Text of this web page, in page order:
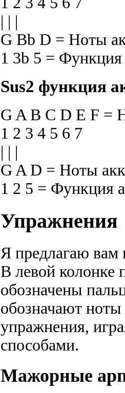
| | |
G Bb D = Ноты
1 3b 5 = Функция
Sus2 функция
G A B C D E F =
1 2 3 4 5 6 7
| | |
G A D = Ноты
1 2 5 = Функция
Упражнения
Я предлагаю вам
В левой колонке
обозначены
обозначают
упражнения,
способами.
Мажорные